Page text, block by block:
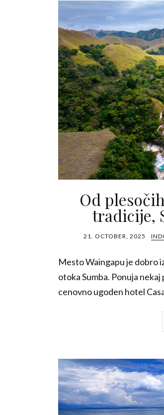
Od
tradicije,
21. OCTOBER, 2025
Mesto Waingapu je dobro
otoka Sumba. Ponuja
cenovno ugoden hotel